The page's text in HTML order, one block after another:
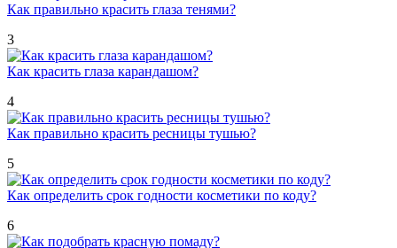
Как правильно красить глаза тенями?
3
Как красить глаза карандашом?
4
Как правильно красить ресницы тушью?
5
Как определить срок годности косметики по коду?
6